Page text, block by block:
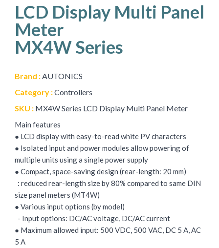
LCD Display Multi Panel
Meter
MX4W Series
Brand : AUTONICS
Category :Controllers
SKU : MX4W Series LCD Display Multi Panel Meter
Main features
● LCD display with easy-to-read white PV characters
● Isolated input and power modules allow powering of
multiple units using a single power supply
● Compact, space-saving design (rear-length: 20 mm)
: reduced rear-length size by 80% compared to same DIN
size panel meters (MT4W)
● Various input options (by model)
- Input options: DC/AC voltage, DC/AC current
● Maximum allowed input: 500 VDC, 500 VAC, DC 5 A, AC
5 A